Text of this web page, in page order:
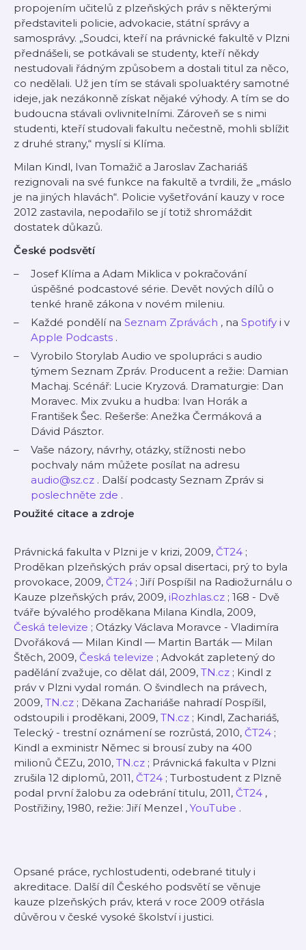
propojením učitelů z plzeňských práv s některými
představiteli policie, advokacie, státní správy a
samosprávy. „Soudci, kteří na právnické fakultě v Plzni
přednášeli, se potkávali se studenty, kteří někdy
nestudovali řádným způsobem a dostali titul za něco,
co nedělali. Už jen tím se stávali spoluaktéry samotné
ideje, jak nezákonně získat nějaké výhody. A tím se do
budoucna stávali ovlivnitelními. Zároveň se s nimi
studenti, kteří studovali fakultu nečestně, mohli sblížit
z druhé strany,“ myslí si Klíma.
Milan Kindl, Ivan Tomažič a Jaroslav Zachariáš
rezignovali na své funkce na fakultě a tvrdili, že „máslo
je na jiných hlavách“. Policie vyšetřování kauzy v roce
2012 zastavila, nepodařilo se jí totiž shromáždit
dostatek důkazů.
České podsvětí
Josef Klíma a Adam Miklica v pokračování
úspěšné podcastové série. Devět nových dílů o
tenké hraně zákona v novém mileniu.
Každé pondělí na Seznam Zprávách , na Spotify i v
Apple Podcasts .
Vyrobilo Storylab Audio ve spolupráci s audio
týmem Seznam Zpráv. Producent a režie: Damian
Machaj. Scénář: Lucie Kryzová. Dramaturgie: Dan
Moravec. Mix zvuku a hudba: Ivan Horák a
František Šec. Rešerše: Anežka Čermáková a
Dávid Pásztor.
Vaše názory, návrhy, otázky, stížnosti nebo
pochvaly nám můžete posílat na adresu
audio@sz.cz . Další podcasty Seznam Zpráv si
poslechněte zde .
Použité citace a zdroje
Právnická fakulta v Plzni je v krizi, 2009, ČT24 ;
Proděkan plzeňských práv opsal disertaci, prý to byla
provokace, 2009, ČT24 ; Jiří Pospíšil na Radiožurnálu o
Kauze plzeňských práv, 2009, iRozhlas.cz ; 168 - Dvě
tváře bývalého proděkana Milana Kindla, 2009,
Česká televize ; Otázky Václava Moravce - Vladimíra
Dvořáková — Milan Kindl — Martin Barták — Milan
Štěch, 2009, Česká televize ; Advokát zapletený do
padělání zvažuje, co dělat dál, 2009, TN.cz ; Kindl z
práv v Plzni vydal román. O švindlech na právech,
2009, TN.cz ; Děkana Zachariáše nahradí Pospíšil,
odstoupili i proděkani, 2009, TN.cz ; Kindl, Zachariáš,
Telecký - trestní oznámení se rozrůstá, 2010, ČT24 ;
Kindl a exministr Němec si brousí zuby na 400
milionů ČEZu, 2010, TN.cz ; Právnická fakulta v Plzni
zrušila 12 diplomů, 2011, ČT24 ; Turbostudent z Plzně
podal první žalobu za odebrání titulu, 2011, ČT24 ,
Postřižiny, 1980, režie: Jiří Menzel , YouTube .
Opsané práce, rychlostudenti, odebrané tituly i
akreditace. Další díl Českého podsvětí se věnuje
kauze plzeňských práv, která v roce 2009 otřásla
důvěrou v české vysoké školství i justici.